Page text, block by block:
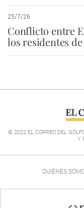
25/7/26
Conflicto entre
los residentes
© 2022 EL CORREO DEL
Y
QUIÉNES